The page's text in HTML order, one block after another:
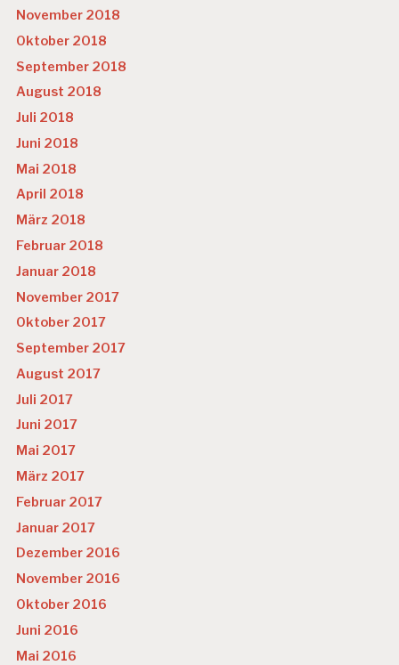
November 2018
Oktober 2018
September 2018
August 2018
Juli 2018
Juni 2018
Mai 2018
April 2018
März 2018
Februar 2018
Januar 2018
November 2017
Oktober 2017
September 2017
August 2017
Juli 2017
Juni 2017
Mai 2017
März 2017
Februar 2017
Januar 2017
Dezember 2016
November 2016
Oktober 2016
Juni 2016
Mai 2016